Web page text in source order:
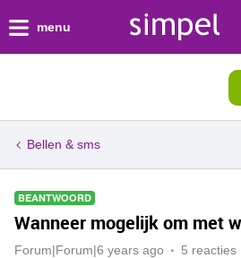
menu
Bellen & sms
BEANTWOORD
Wanneer mogelijk om met
Forum|Forum|6 years ago 5 reacties